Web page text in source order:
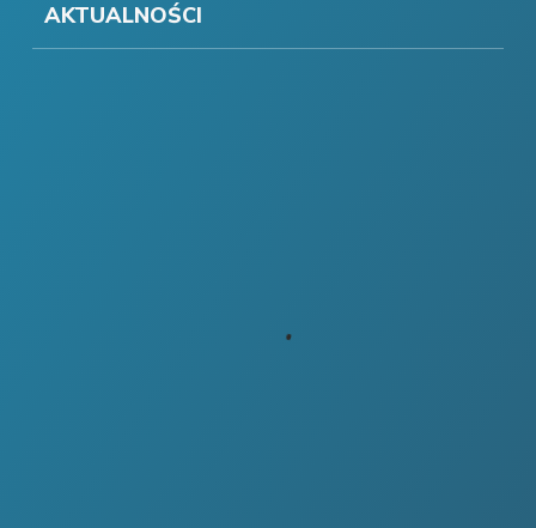
AKTUALNOŚCI